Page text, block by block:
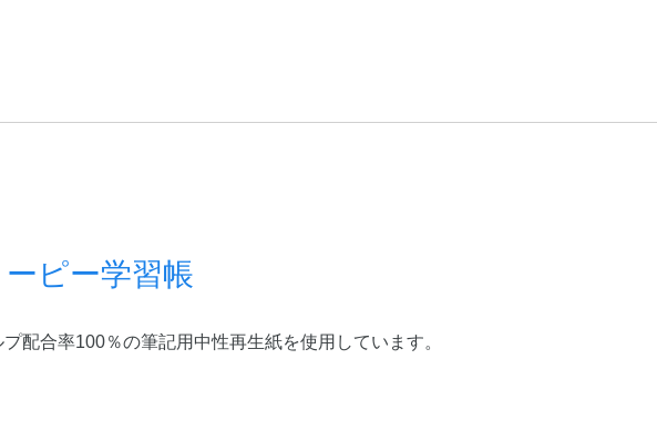
ピー学習帳
配合率100％の筆記用中性再生紙を使用しています。